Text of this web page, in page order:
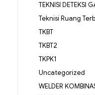
TEKNISI DETEKSI
Teknisi Ruang
TKBT
TKBT2
TKPK1
Uncategorized
WELDER